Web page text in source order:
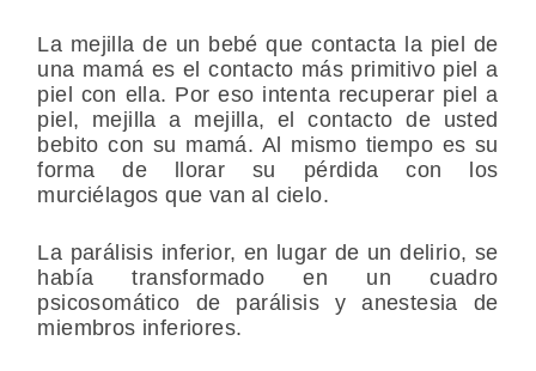
La mejilla de un bebé que contacta la piel de
una mamá es el contacto más primitivo piel a
piel con ella. Por eso intenta recuperar piel a
piel, mejilla a mejilla, el contacto de usted
bebito con su mamá. Al mismo tiempo es su
forma de llorar su pérdida con los
murciélagos que van al cielo.
La parálisis inferior, en lugar de un delirio, se
había transformado en un cuadro
psicosomático de parálisis y anestesia de
miembros inferiores.